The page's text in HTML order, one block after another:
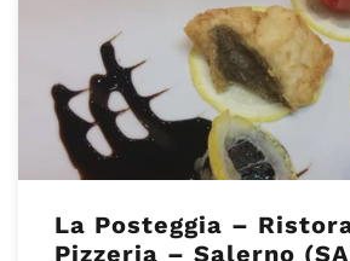
La Posteggia –
Pizzeria – Salerno